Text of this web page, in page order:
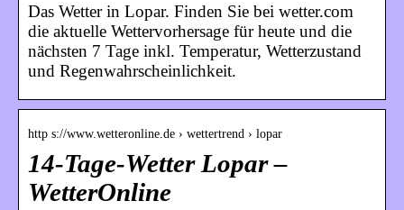
Das Wetter in Lopar. Finden Sie bei wetter.com
die aktuelle Wettervorhersage für heute und die
nächsten 7 Tage inkl. Temperatur, Wetterzustand
und Regenwahrscheinlichkeit.
http s://www.wetteronline.de › wettertrend › lopar
14-Tage-Wetter Lopar –
WetterOnline